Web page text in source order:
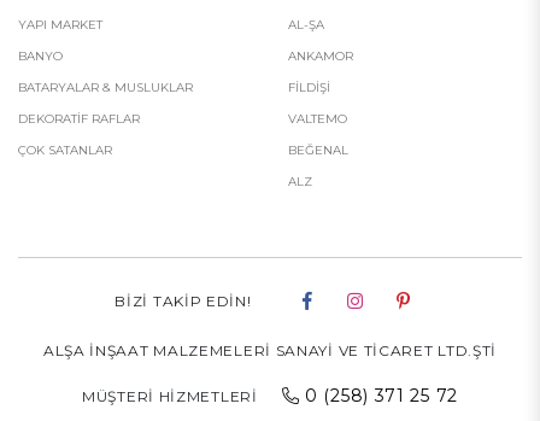
YAPI MARKET
BANYO
BATARYALAR & MUSLUKLAR
DEKORATİF RAFLAR
ÇOK SATANLAR
AL-ŞA
ANKAMOR
FILDIŞI
VALTEMO
BEĞENAL
ALZ
BIZI TAKIP EDIN!
ALŞA İNŞAAT MALZEMELERİ SANAYİ VE TİCARET LTD.ŞTİ
MÜŞTERI HIZMETLERI 0 (258) 371 25 72